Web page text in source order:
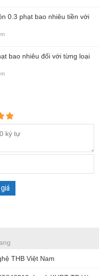
0.3 phạt bao nhiêu tiền với
bao nhiêu đối với từng loại
THB Việt Nam